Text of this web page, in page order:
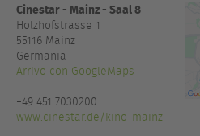
Cinestar - Mainz - Saal 8
Holzhofstrasse 1
55116 Mainz
Germania
Arrivo con GoogleMaps
+49 451 7030200
www.cinestar.de/kino-mainz